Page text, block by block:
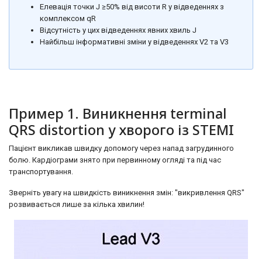
Елевація точки J ≥50% від висоти R у відведеннях з
комплексом qR
Відсутність у цих відведеннях явних хвиль J
Найбільш інформативні зміни у відведеннях V2 та V3
Пример 1. Виникнення terminal
QRS distortion у хворого із STEMI
Пацієнт викликав швидку допомогу через напад загрудинного
болю. Кардіограми знято при первинному огляді та під час
транспортування.
Зверніть увагу на швидкість виникнення змін: "викривлення QRS"
розвивається лише за кілька хвилин!